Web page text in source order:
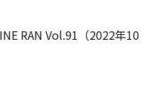
RAN Vol.91（2022年10